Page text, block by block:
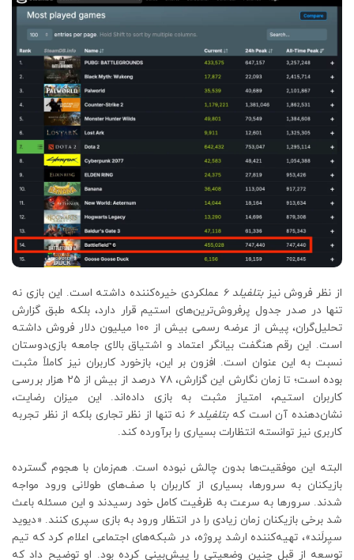
از نظر فروش نیزبتلفیلد 6
عملکردی خیره‌کننده داشته است. این بازی نه
تنها در صدر جدول پرفروش‌ترین‌های استیم قرار دارد، بلکه طبق گزارش
تحلیل‌گران، پیش از عرضه رسمی بیش از ۱۰۰ میلیون دلار فروش داشته
است. این رقم هنگفت بیانگر اعتماد و اشتیاق بالای جامعه بازی‌دوستان
نسبت به این عنوان است. افزون بر این، بازخورد کاربران نیز کاملاً مثبت
بوده است؛ تا زمان نگارش این گزارش، ۷۸ درصد از بیش از ۲۵ هزار بررسی
کاربران استیم، امتیاز مثبت به بازی داده‌اند. این میزان رضایت،
نشان‌دهنده آن است کهبتلفیلد 6
نه تنها از نظر تجاری بلکه از نظر تجربه
کاربری نیز توانسته انتظارات بسیاری را برآورده کند.
البته این موفقیت‌ها بدون چالش نبوده است. هم‌زمان با هجوم گسترده
بازیکنان به سرورها، بسیاری از کاربران با صف‌های طولانی ورود مواجه
شدند. سرورها به سرعت به ظرفیت کامل خود رسیدند و این مسئله باعث
شد برخی بازیکنان زمان زیادی را در انتظار ورود به بازی سپری کنند. «دیوید
سیِرلَند»، تهیه‌کننده ارشد پروژه، در شبکه‌های اجتماعی اعلام کرد که تیم
توسعه از قبل چنین وضعیتی را پیش‌بینی کرده بود. او توضیح داد که